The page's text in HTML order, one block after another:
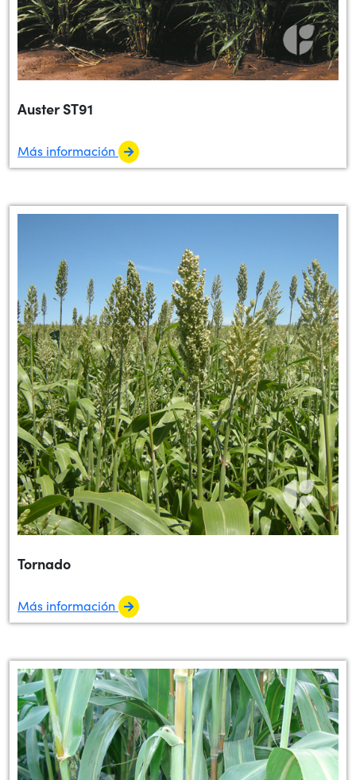
Auster ST91
Más información
Tornado
Más información